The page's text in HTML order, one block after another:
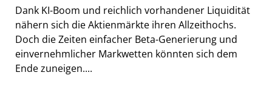
Dank KI-Boom und reichlich vorhandener Liquidität
nähern sich die Aktienmärkte ihren Allzeithochs.
Doch die Zeiten einfacher Beta-Generierung und
einvernehmlicher Markwetten könnten sich dem
Ende zuneigen....